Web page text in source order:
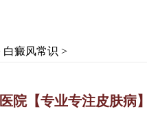
白癜风常识 >
院【专业专注皮肤病】